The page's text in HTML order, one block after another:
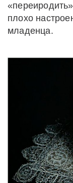
плохо
младенца.